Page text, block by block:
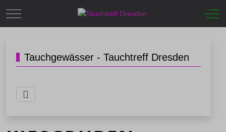
Mobile Menu Toggle Off-
Tauchgewässer - Tauchtreff Dresden